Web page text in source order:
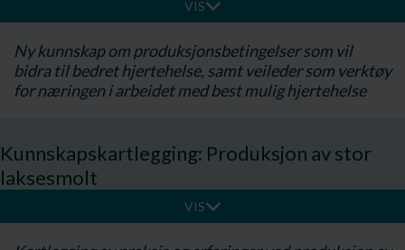
VIS
Ny kunnskap om produksjonsbetingelser som vil
bidra til bedret hjertehelse, samt veileder som verktøy
for næringen i arbeidet med best mulig hjertehelse
Kunnskapskartlegging: Produksjon av stor
laksesmolt
VIS